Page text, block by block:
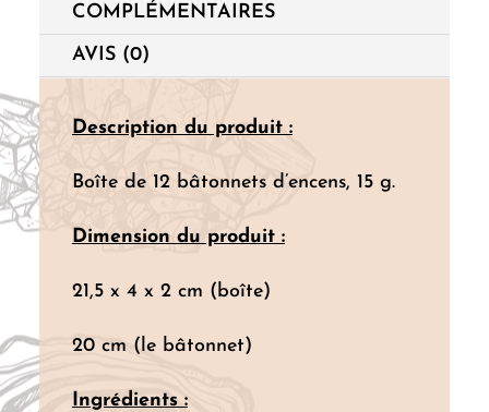
COMPLÉMENTAIRES
AVIS (0)
Description du produit :
Boîte de 12 bâtonnets d’encens, 15 g.
Dimension du produit :
21,5 x 4 x 2 cm (boîte)
20 cm (le bâtonnet)
Ingrédients :